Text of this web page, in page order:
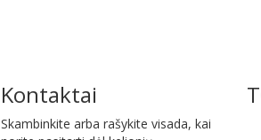
Kontaktai
Skambinkite arba rašykite visada, kai